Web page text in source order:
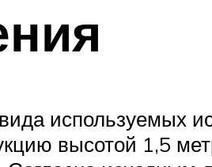
используемых
высотой 1,5